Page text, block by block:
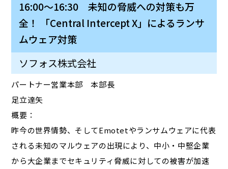
16:00～16:30 未知の脅威への対策も万
全！ 「Central Intercept X」によるランサ
ムウェア対策
ソフォス株式会社
パートナー営業本部 本部長
足立達矢
概要：
昨今の世界情勢、そしてEmotetやランサムウェアに代表
される未知のマルウェアの出現により、中小・中堅企業
から大企業までセキュリティ脅威に対しての被害が加速